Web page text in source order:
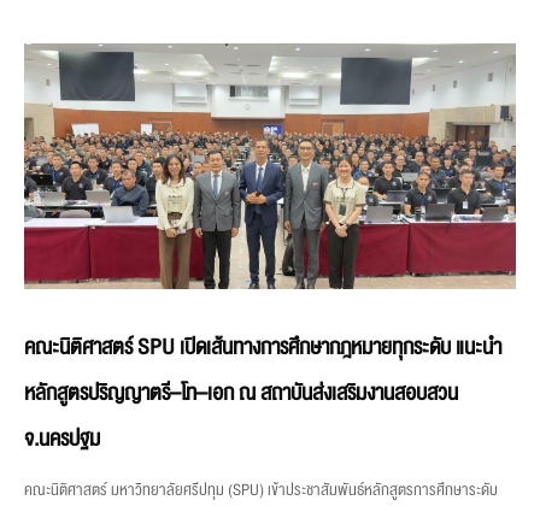
คณะนิติศาสตร์ SPU เปิดเส้นทางการศึกษากฎหมายทุกระดับ แนะนำ
หลักสูตรปริญญาตรี–โท–เอก ณ สถาบันส่งเสริมงานสอบสวน
จ.นครปฐม
คณะนิติศาสตร์ มหาวิทยาลัยศรีปทุม (SPU) เข้าประชาสัมพันธ์หลักสูตรการศึกษาระดับ